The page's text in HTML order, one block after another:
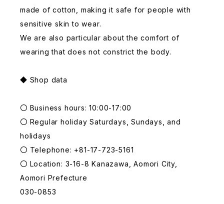
made of cotton, making it safe for people with
sensitive skin to wear.
We are also particular about the comfort of
wearing that does not constrict the body.
◆ Shop data
〇 Business hours: 10:00-17:00
〇 Regular holiday Saturdays, Sundays, and
holidays
〇 Telephone: +81-17-723-5161
〇 Location: 3-16-8 Kanazawa, Aomori City,
Aomori Prefecture
030-0853